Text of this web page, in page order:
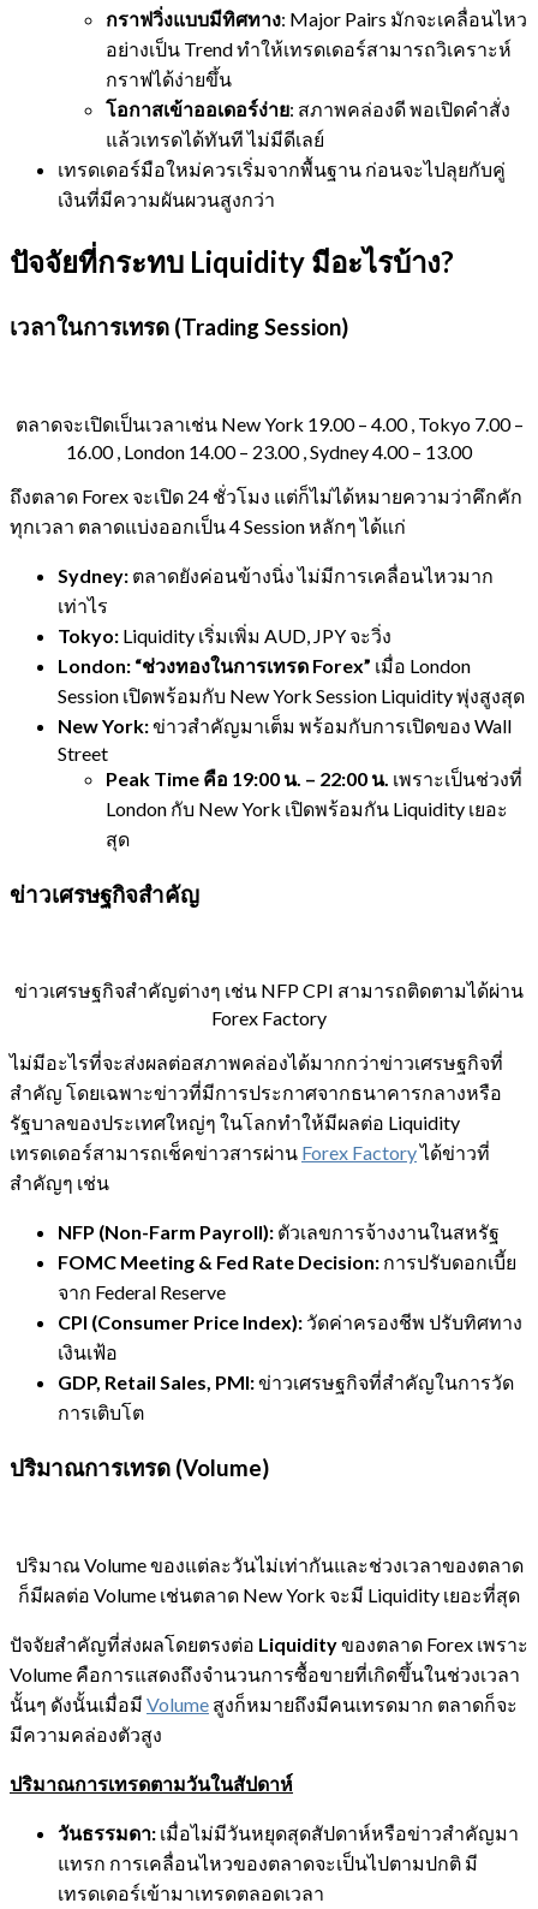
กราฟวิ่งแบบมีทิศทาง: Major Pairs มักจะเคลื่อนไหว
อย่างเป็น Trend ทำให้เทรดเดอร์สามารถวิเคราะห์
กราฟได้ง่ายขึ้น
โอกาสเข้าออเดอร์ง่าย: สภาพคล่องดี พอเปิดคำสั่ง
แล้วเทรดได้ทันที ไม่มีดีเลย์
เทรดเดอร์มือใหม่ควรเริ่มจากพื้นฐาน ก่อนจะไปลุยกับคู่
เงินที่มีความผันผวนสูงกว่า
ปัจจัยที่กระทบ Liquidity มีอะไรบ้าง?
เวลาในการเทรด (Trading Session)
ตลาดจะเปิดเป็นเวลาเช่น New York 19.00 – 4.00 , Tokyo 7.00 –
16.00 , London 14.00 – 23.00 , Sydney 4.00 – 13.00
ถึงตลาด Forex จะเปิด 24 ชั่วโมง แต่ก็ไม่ได้หมายความว่าคึกคัก
ทุกเวลา ตลาดแบ่งออกเป็น 4 Session หลักๆ ได้แก่
Sydney: ตลาดยังค่อนข้างนิ่ง ไม่มีการเคลื่อนไหวมาก
เท่าไร
Tokyo: Liquidity เริ่มเพิ่ม AUD, JPY จะวิ่ง
London: “ช่วงทองในการเทรด Forex” เมื่อ London
Session เปิดพร้อมกับ New York Session Liquidity พุ่งสูงสุด
New York:ข่าวสำคัญมาเต็ม พร้อมกับการเปิดของ Wall
Street
Peak Time คือ 19:00 น. – 22:00 น. เพราะเป็นช่วงที่
London กับ New York เปิดพร้อมกัน Liquidity เยอะ
สุด
ข่าวเศรษฐกิจสำคัญ
ข่าวเศรษฐกิจสำคัญต่างๆ เช่น NFP CPI สามารถติดตามได้ผ่าน
Forex Factory
ไม่มีอะไรที่จะส่งผลต่อสภาพคล่องได้มากกว่าข่าวเศรษฐกิจที่
สำคัญ โดยเฉพาะข่าวที่มีการประกาศจากธนาคารกลางหรือ
รัฐบาลของประเทศใหญ่ๆ ในโลกทำให้มีผลต่อ Liquidity
เทรดเดอร์สามารถเช็คข่าวสารผ่าน Forex Factoryได้ข่าวที่
สำคัญๆ เช่น
NFP (Non-Farm Payroll): ตัวเลขการจ้างงานในสหรัฐ
FOMC Meeting & Fed Rate Decision: การปรับดอกเบี้ย
จาก Federal Reserve
CPI (Consumer Price Index): วัดค่าครองชีพ ปรับทิศทาง
เงินเฟ้อ
GDP, Retail Sales, PMI:ข่าวเศรษฐกิจที่สำคัญในการวัด
การเติบโต
ปริมาณการเทรด (Volume)
ปริมาณ Volume ของแต่ละวันไม่เท่ากันและช่วงเวลาของตลาด
ก็มีผลต่อ Volume เช่นตลาด New York จะมี Liquidity เยอะที่สุด
ปัจจัยสำคัญที่ส่งผลโดยตรงต่อ Liquidityของตลาด Forex เพราะ
Volume คือการแสดงถึงจำนวนการซื้อขายที่เกิดขึ้นในช่วงเวลา
นั้นๆ ดังนั้นเมื่อมี Volume สูงก็หมายถึงมีคนเทรดมาก ตลาดก็จะ
มีความคล่องตัวสูง
ปริมาณการเทรดตามวันในสัปดาห์
วันธรรมดา: เมื่อไม่มีวันหยุดสุดสัปดาห์หรือข่าวสำคัญมา
แทรก การเคลื่อนไหวของตลาดจะเป็นไปตามปกติ มี
เทรดเดอร์เข้ามาเทรดตลอดเวลา